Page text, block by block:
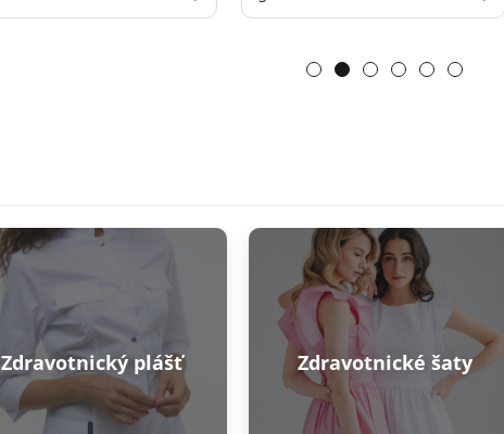
Zdravotnický plášť Zdravotnické šaty
SLEVA200 KČ!